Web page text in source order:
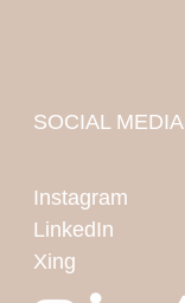
SOCIAL MEDIA
Instagram
LinkedIn
Xing